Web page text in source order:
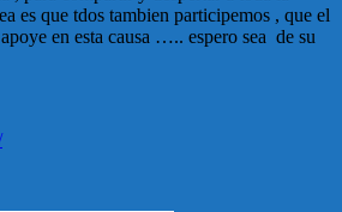
es que tdos tambien participemos , que el
en esta causa ….. espero sea de su